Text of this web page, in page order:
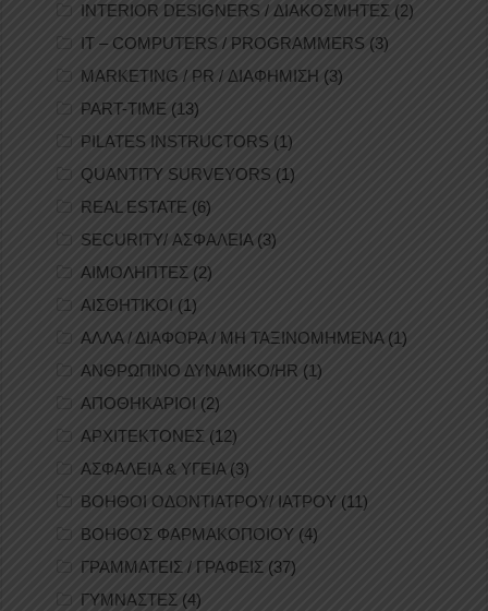
INTERIOR DESIGNERS / ΔΙΑΚΟΣΜΗΤΕΣ (2)
IT – COMPUTERS / PROGRAMMERS (3)
MARKETING / PR / ΔΙΑΦΗΜΙΣΗ (3)
PART-TIME (13)
PILATES INSTRUCTORS (1)
QUANTITY SURVEYORS (1)
REAL ESTATE (6)
SECURITY/ ΑΣΦΑΛΕΙΑ(3)
ΑΙΜΟΛΗΠΤΕΣ (2)
ΑΙΣΘΗΤΙΚΟΙ (1)
ΑΛΛΑ / ΔΙΑΦΟΡΑ / ΜΗ ΤΑΞΙΝΟΜΗΜΕΝΑ(1)
ΑΝΘΡΩΠΙΝΟ ΔΥΝΑΜΙΚΟ/HR (1)
ΑΠΟΘΗΚΑΡΙΟΙ (2)
ΑΡΧΙΤΕΚΤΟΝΕΣ (12)
ΑΣΦΑΛΕΙΑ & ΥΓΕΙΑ (3)
ΒΟΗΘΟΙ ΟΔΟΝΤΙΑΤΡΟΥ/ ΙΑΤΡΟΥ (11)
ΒΟΗΘΟΣ ΦΑΡΜΑΚΟΠΟΙΟΥ (4)
ΓΡΑΜΜΑΤΕΙΣ / ΓΡΑΦΕΙΣ (37)
ΓΥΜΝΑΣΤΕΣ (4)